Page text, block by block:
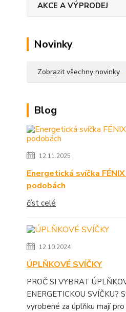
AKCE A VÝPRODEJ
Novinky
Zobrazit všechny novinky
Blog
12.11.2025
Energetická svíčka
podobách
číst celé
12.10.2024
ÚPLŇKOVÉ SVÍČKY
PROČ SI VYBRAT
ENERGETICKOU SVÍČKU?
vyrobené za úplňku mají